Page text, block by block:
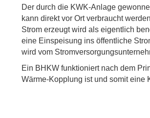
Der durch die KWK-Anlage
kann direkt vor Ort verbraucht
Strom erzeugt wird als eigentlich
eine Einspeisung ins öffentliche
wird vom
Ein BHKW funktioniert nach dem
Wärme-Kopplung ist und somit eine